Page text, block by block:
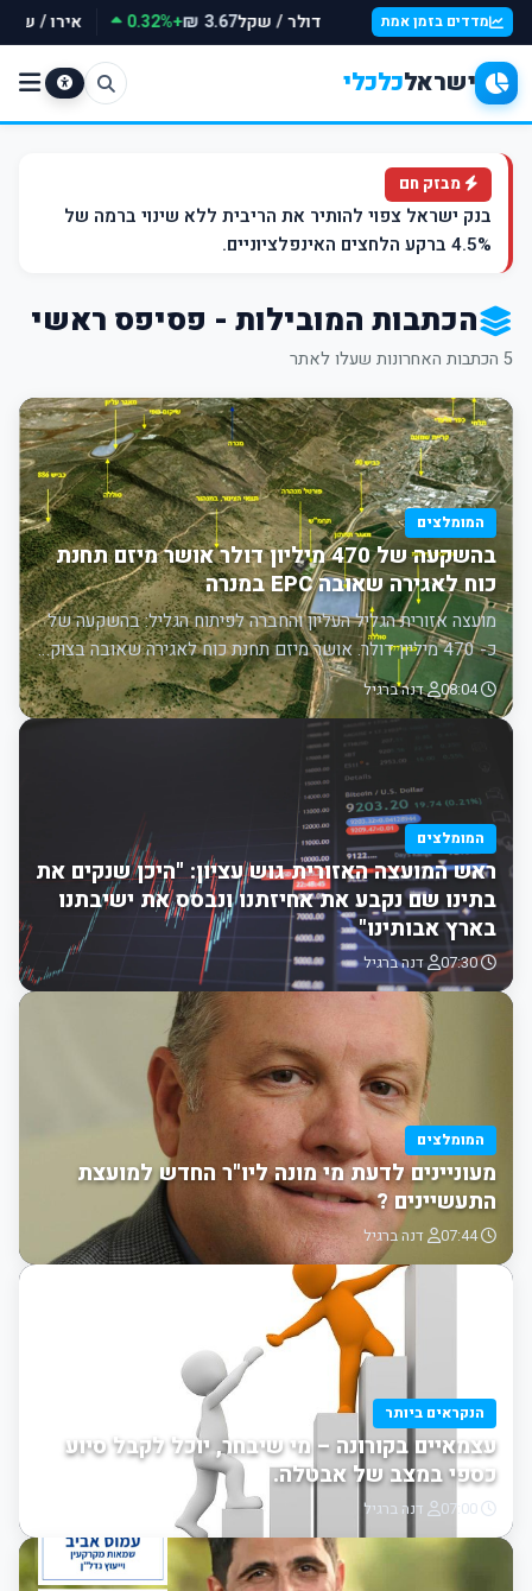
מדדים בזמן אמת דולר / שקל3.67 ₪
+0.32% אירו /
ישראלכלכלי
מבזק חם
בנק ישראל צפוי להותיר את הריבית ללא שינוי ברמה של
4.5% ברקע הלחצים האינפלציוניים.
הכתבות המובילות - פסיפס ראשי
5 הכתבות האחרונות שעלו לאתר
המומלצים
בהשקעה של 470 מיליון דולר אושר מיזם תחנת
כוח לאגירה שאובה EPC במנרה
מועצה אזורית הגליל העליון והחברה לפיתוח הגליל: בהשקעה של
כ- 470 מיליון דולר. אושר מיזם תחנת כוח לאגירה שאובה בצוק…
08:04 דנה ברגיל
המומלצים
ראש המועצה האזורית גוש עציון: "היכן שנקים את
בתינו שם נקבע את אחיזתנו ונבסס את ישיבתנו
בארץ אבותינו"
07:30 דנה ברגיל
המומלצים
מעוניינים לדעת מי מונה ליו"ר החדש למועצת
התעשיינים ?
07:44 דנה ברגיל
הנקראים ביותר
עצמאיים בקורונה – מי שיבחר, יוכל לקבל סיוע
כספי במצב של אבטלה.
דנה ברגיל